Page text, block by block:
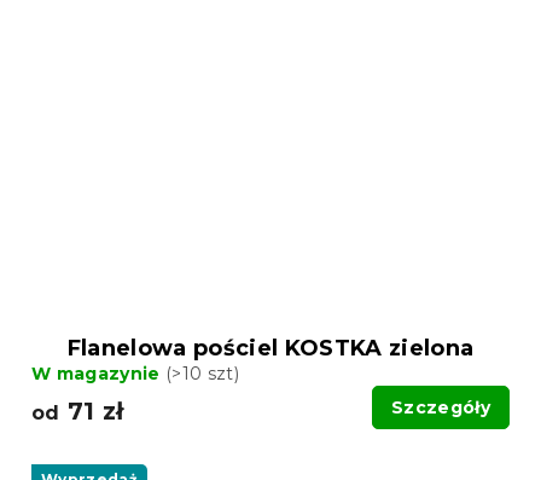
Flanelowa pościel KOSTKA zielona
W magazynie (>10 szt)
od 71 zł Szczegóły